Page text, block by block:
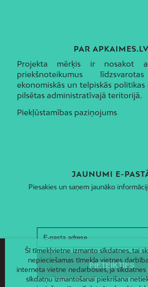
PAR APKAIMES.LV
Projekta mērķis ir nosakot
priekšnoteikumus
ekonomiskās un telpiskās politikas
pilsētas administratīvajā teritorijā.
Piekļūstamības paziņojums
JAUNUMI E-
Piesakies un saņem jaunāko
Šī tīmekļvietne izmanto sīkdatnes, tai
nepieciešamas tīmekļa vietnes
interneta vietne nedarbosies, ja sīkdatnes
sīkdatņu izmantošanai piekrišana